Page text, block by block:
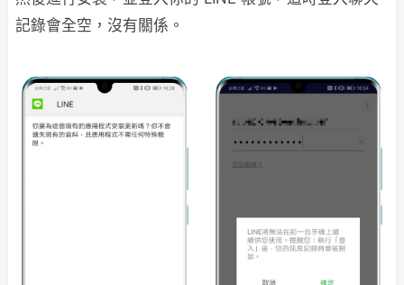
記錄會全空，沒有關係。